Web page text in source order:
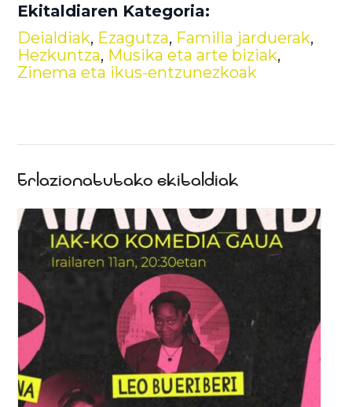
Ekitaldiaren Kategoria:
Deialdiak, Ezagutza, Familia jarduerak,
Hezkuntza, Musika eta arte biziak,
Zinema eta ikus-entzunezkoak
Erlazionatutako ekitaldiak